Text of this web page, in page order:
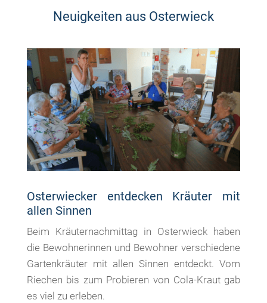
Neuigkeiten aus Osterwieck
Osterwiecker entdecken Kräuter mit
allen Sinnen
Beim Kräuternachmittag in Osterwieck haben
die Bewohnerinnen und Bewohner verschiedene
Gartenkräuter mit allen Sinnen entdeckt. Vom
Riechen bis zum Probieren von Cola-Kraut gab
es viel zu erleben.